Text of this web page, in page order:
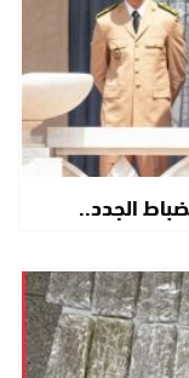
الجدد..